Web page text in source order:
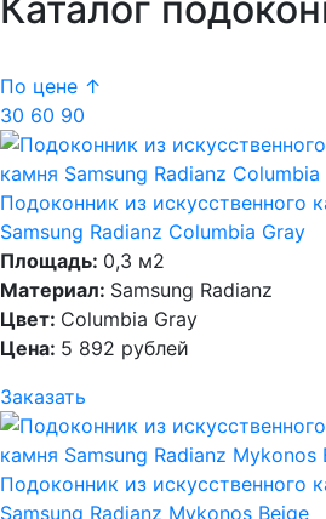
По цене ↑
30 60 90
Подоконник из искусственного
Samsung Radianz Columbia Gray
Площадь: 0,3 м2
Материал: Samsung Radianz
Цвет: Columbia Gray
Цена: 5 892 рублей
Заказать
Подоконник из искусственного
Samsung Radianz Mykonos Beige